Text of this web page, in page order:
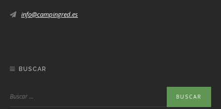
info@campingred.es
BUSCAR